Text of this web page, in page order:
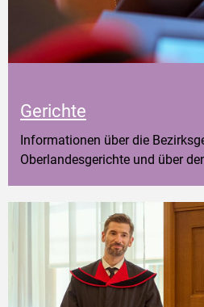
Gerichte
Informationen über die
Oberlandesgerichte und über